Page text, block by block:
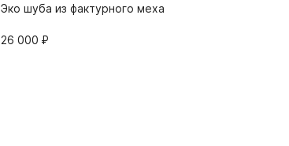
Эко шуба из фактурного меха
26 000⁠ ⁠₽